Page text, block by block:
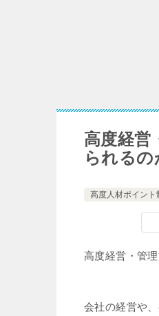
高度経営
られるの
高度人材ポイント
高度経営・管
会社の経営や